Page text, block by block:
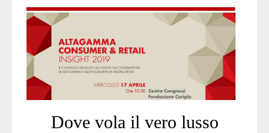
Dove vola il vero lusso